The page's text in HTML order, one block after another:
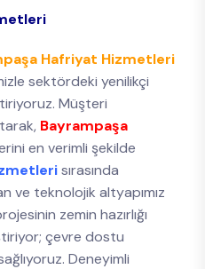
Hafriyat Hizmetleri
sektördeki yenilikçi
Müşteri
Bayrampaşa
en verimli şekilde
sırasında
ve teknolojik altyapımız
zemin hazırlığı
çevre dostu
Deneyimli